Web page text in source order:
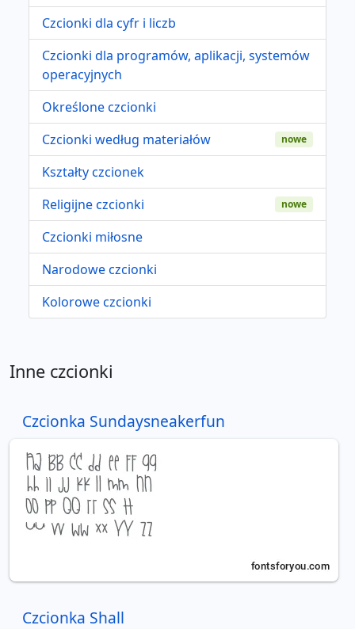
Czcionki dla cyfr i liczb
Czcionki dla programów, aplikacji, systemów
operacyjnych
Określone czcionki
Czcionki według materiałów
nowe
Kształty czcionek
Religijne czcionki
nowe
Czcionki miłosne
Narodowe czcionki
Kolorowe czcionki
Inne czcionki
Czcionka Sundaysneakerfun
Czcionka Shall